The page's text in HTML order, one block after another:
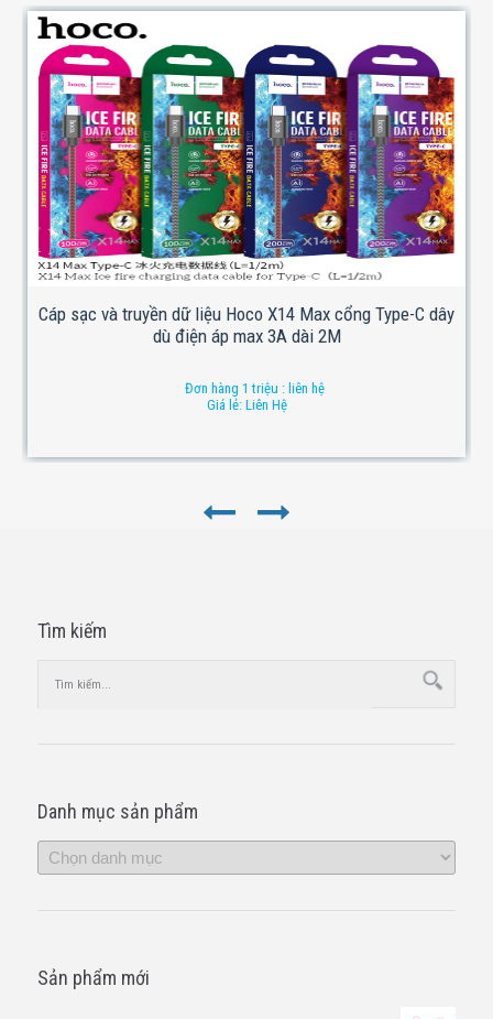
Cáp sạc và truyền dữ liệu Hoco X14 Max cổng Type-C dây
dù điện áp max 3A dài 2M
Đơn hàng 1 triệu : liên hệ
Giá lẻ: Liên Hệ
Tìm kiếm
Danh mục sản phẩm
Sản phẩm mới